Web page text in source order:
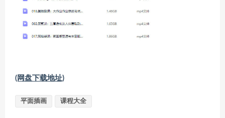
(网盘下载地址)
平面插画 课程大全